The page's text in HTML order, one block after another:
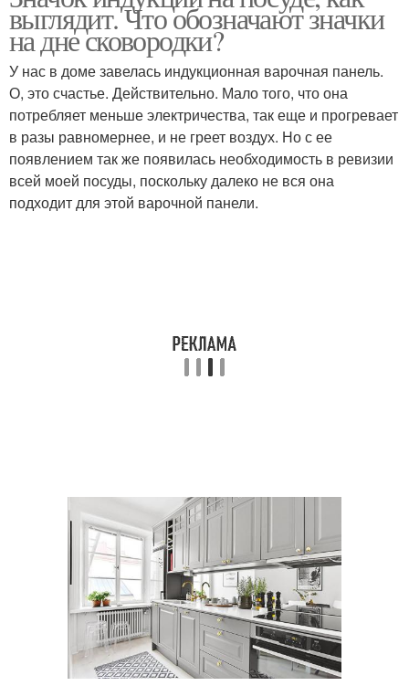
индукционной посуды
выглядит. Что обозначают значки
на дне сковородки?
У нас в доме завелась индукционная варочная панель.
О, это счастье. Действительно. Мало того, что она
потребляет меньше электричества, так еще и прогревает
в разы равномернее, и не греет воздух. Но с ее
появлением так же появилась необходимость в ревизии
всей моей посуды, поскольку далеко не вся она
подходит для этой варочной панели.